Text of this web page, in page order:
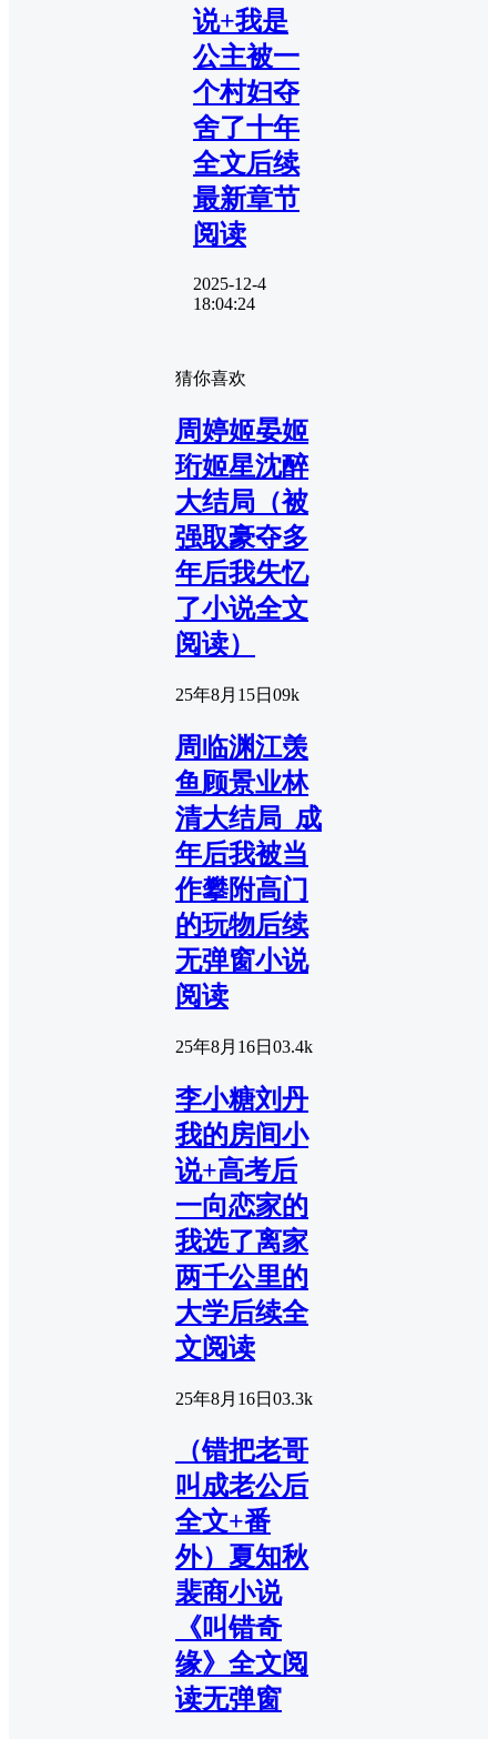
说+我是
公主被一
个村妇夺
舍了十年
全文后续
最新章节
阅读
2025-12-4
18:04:24
猜你喜欢
周婷姬晏姬
珩姬星沈醉
大结局（被
强取豪夺多
年后我失忆
了小说全文
阅读）
25年8月15日 09k
周临渊江羡
鱼顾景业林
清大结局_成
年后我被当
作攀附高门
的玩物后续
无弹窗小说
阅读
25年8月16日 03.4k
李小糖刘丹
我的房间小
说+高考后
一向恋家的
我选了离家
两千公里的
大学后续全
文阅读
25年8月16日 03.3k
（错把老哥
叫成老公后
全文+番
外）夏知秋
裴商小说
《叫错奇
缘》全文阅
读无弹窗